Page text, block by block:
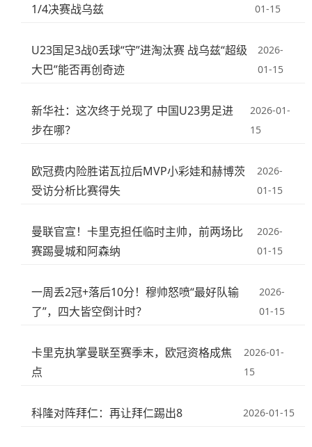
1/4决赛战乌兹
01-15
U23国足3战0丢球“守”进淘汰赛 战乌兹“超级
大巴”能否再创奇迹
2026-
01-15
新华社：这次终于兑现了 中国U23男足进
步在哪？
2026-01-
15
欧冠费内险胜诺瓦拉后MVP小彩娃和赫博茨
受访分析比赛得失
2026-
01-15
曼联官宣！卡里克担任临时主帅，前两场比
赛踢曼城和阿森纳
2026-
01-15
一周丢2冠+落后10分！穆帅怒喷“最好队输
了”，四大皆空倒计时？
2026-
01-15
卡里克执掌曼联至赛季末，欧冠资格成焦
点
2026-01-
15
科隆对阵拜仁：再让拜仁踢出8 2026-01-15